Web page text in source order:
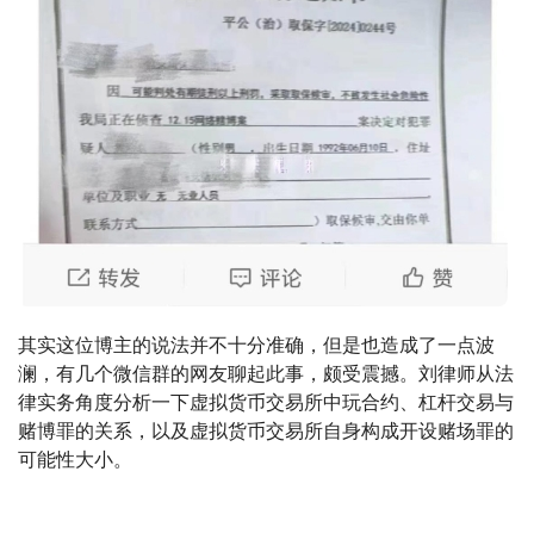
其实这位博主的说法并不十分准确，但是也造成了一点波
澜，有几个微信群的网友聊起此事，颇受震撼。刘律师从法
律实务角度分析一下虚拟货币交易所中玩合约、杠杆交易与
赌博罪的关系，以及虚拟货币交易所自身构成开设赌场罪的
可能性大小。